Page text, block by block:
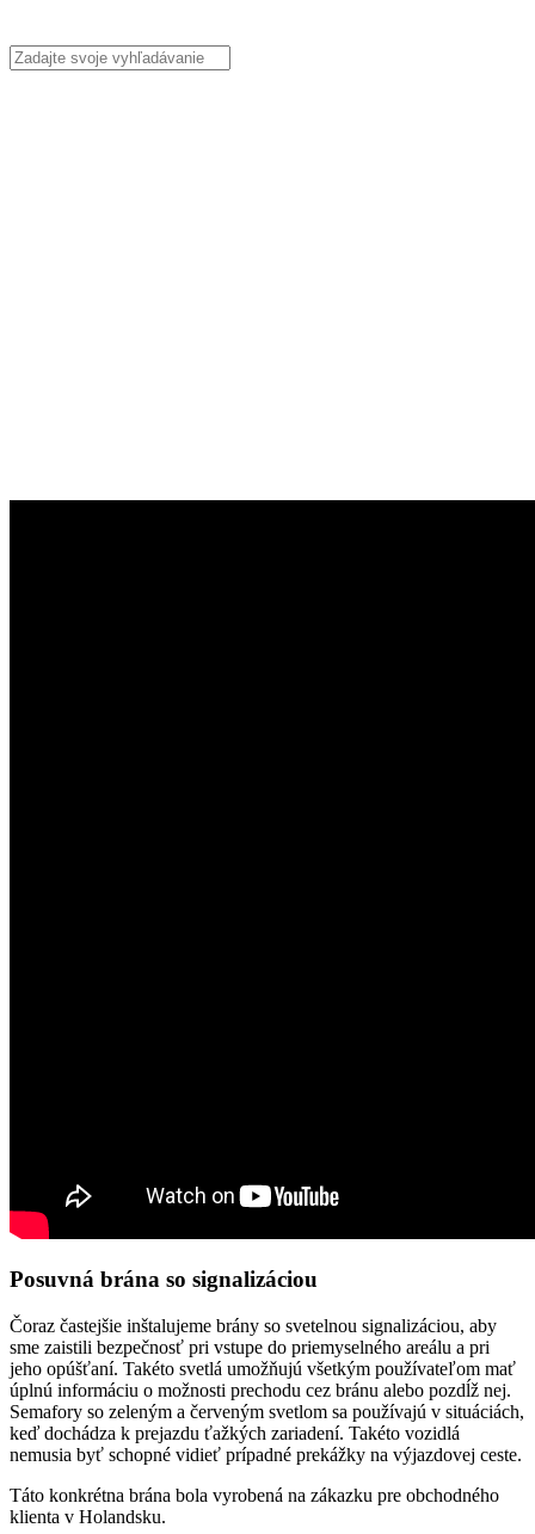
Posuvná brána so signalizáciou
Čoraz častejšie inštalujeme brány so svetelnou signalizáciou, aby
sme zaistili bezpečnosť pri vstupe do priemyselného areálu a pri
jeho opúšťaní. Takéto svetlá umožňujú všetkým používateľom mať
úplnú informáciu o možnosti prechodu cez bránu alebo pozdĺž nej.
Semafory so zeleným a červeným svetlom sa používajú v situáciách,
keď dochádza k prejazdu ťažkých zariadení. Takéto vozidlá
nemusia byť schopné vidieť prípadné prekážky na výjazdovej ceste.
Táto konkrétna brána bola vyrobená na zákazku pre obchodného
klienta v Holandsku.